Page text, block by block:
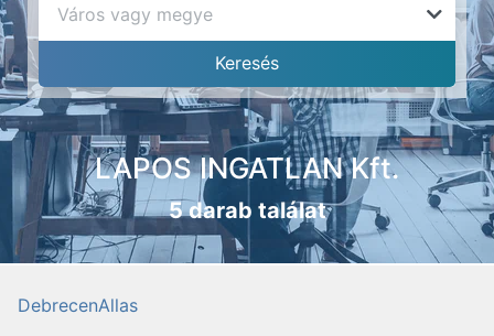
LAPOS INGATLAN Kft.
5 darab találat
DebrecenAllas